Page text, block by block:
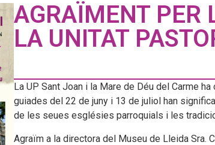
AGRAÏMENT PER
LA UNITAT
La UP Sant Joan i la Mare de Déu del Carme
guiades del 22 de juny i 13 de juliol han
de les seues esglésies parroquials i les
Agraïm a la directora del Museu de Lleida